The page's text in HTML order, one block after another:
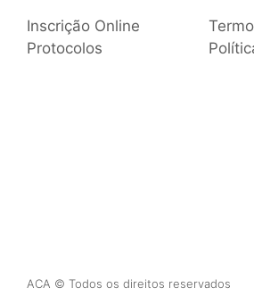
Inscrição Online
Protocolos
ACA © Todos os direitos reservados